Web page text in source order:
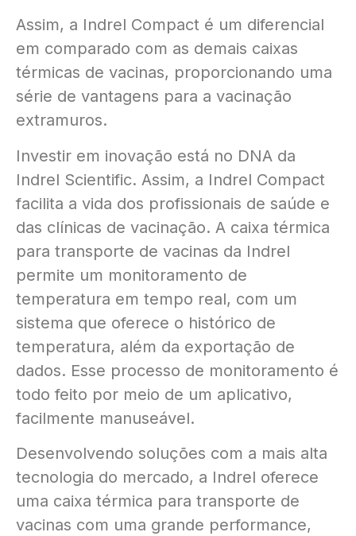
Assim, a Indrel Compact é um diferencial
em comparado com as demais caixas
térmicas de vacinas, proporcionando uma
série de vantagens para a vacinação
extramuros.
Investir em inovação está no DNA da
Indrel Scientific. Assim, a Indrel Compact
facilita a vida dos profissionais de saúde e
das clínicas de vacinação. A caixa térmica
para transporte de vacinas da Indrel
permite um monitoramento de
temperatura em tempo real, com um
sistema que oferece o histórico de
temperatura, além da exportação de
dados. Esse processo de monitoramento é
todo feito por meio de um aplicativo,
facilmente manuseável.
Desenvolvendo soluções com a mais alta
tecnologia do mercado, a Indrel oferece
uma caixa térmica para transporte de
vacinas com uma grande performance,